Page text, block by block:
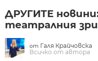
ДРУГИТЕ
театралния
от Галя Крайчовска
Всичко от автора